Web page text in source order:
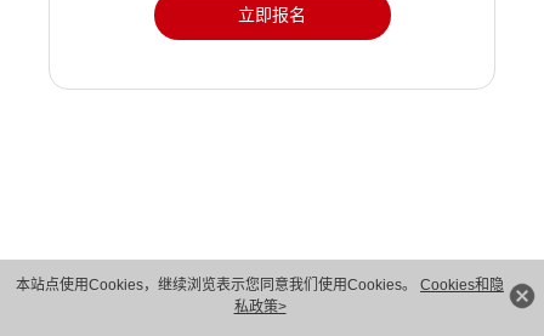
本站点使用Cookies，继续浏览表示您同意我们使用Cookies。 Cookies和隐
私政策>
立即报名
版权所有 © 华为技术有限公司 1998-2026。 保留一切权利。粤A2-20044005号
隐私保护
法律声明